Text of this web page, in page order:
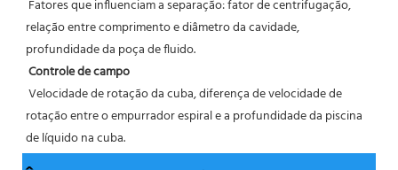
relação entre comprimento e diâmetro da cavidade,
profundidade da poça de fluido.
Controle de campo
rotação entre o empurrador espiral e a profundidade da piscina
de líquido na cuba.